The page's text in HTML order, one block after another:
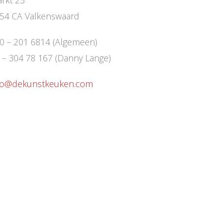
CA Valkenswaard
– 201 6814 (Algemeen)
304 78 167 (Danny Lange)